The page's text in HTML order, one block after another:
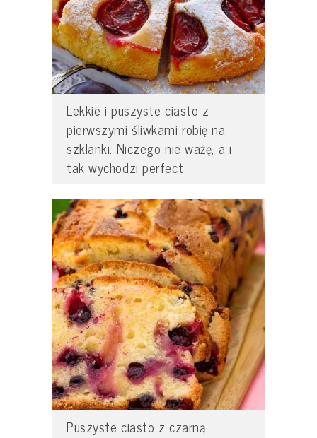
Lekkie i puszyste ciasto z
pierwszymi śliwkami robię na
szklanki. Niczego nie ważę, a i
tak wychodzi perfect
Puszyste ciasto z czarną